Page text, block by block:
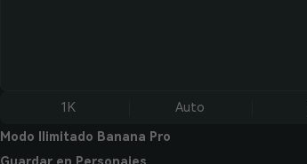
1K Auto
Modo Ilimitado Banana Pro